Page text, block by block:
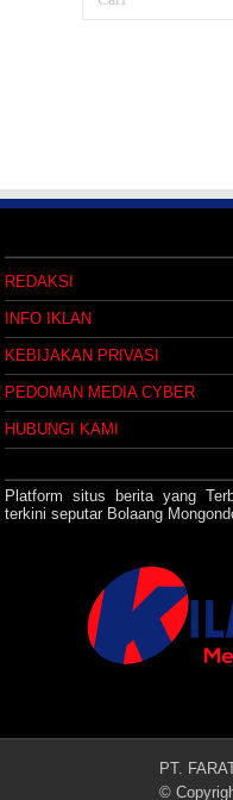
REDAKSI
INFO IKLAN
KEBIJAKAN PRIVASI
PEDOMAN MEDIA CYBER
HUBUNGI KAMI
Platform situs berita yang
terkini seputar Bolaang
PT.
©